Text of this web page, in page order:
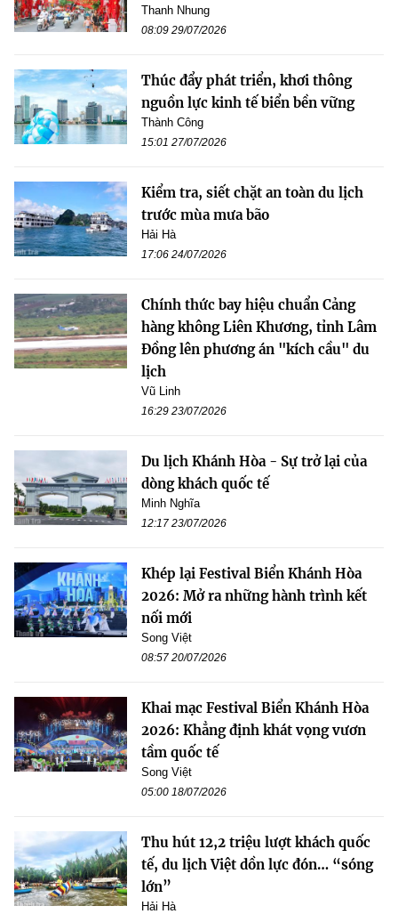
Thanh Nhung
08:09 29/07/2026
Thúc đẩy phát triển, khơi thông
nguồn lực kinh tế biển bền vững
Thành Công
15:01 27/07/2026
Kiểm tra, siết chặt an toàn du lịch
trước mùa mưa bão
Hải Hà
17:06 24/07/2026
Chính thức bay hiệu chuẩn Cảng
hàng không Liên Khương, tỉnh Lâm
Đồng lên phương án "kích cầu" du
lịch
Vũ Linh
16:29 23/07/2026
Du lịch Khánh Hòa - Sự trở lại của
dòng khách quốc tế
Minh Nghĩa
12:17 23/07/2026
Khép lại Festival Biển Khánh Hòa
2026: Mở ra những hành trình kết
nối mới
Song Việt
08:57 20/07/2026
Khai mạc Festival Biển Khánh Hòa
2026: Khẳng định khát vọng vươn
tầm quốc tế
Song Việt
05:00 18/07/2026
Thu hút 12,2 triệu lượt khách quốc
tế, du lịch Việt dồn lực đón… “sóng
lớn”
Hải Hà